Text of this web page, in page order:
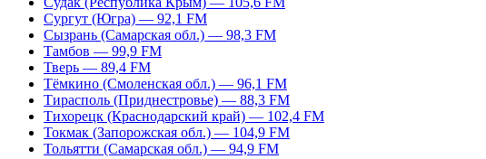
Сургут (Югра) — 92,1 FM
Сызрань (Самарская обл.) — 98,3 FM
Тамбов — 99,9 FM
Тверь — 89,4 FM
Тёмкино (Смоленская обл.) — 96,1 FM
Тирасполь (Приднестровье) — 88,3 FM
Тихорецк (Краснодарский край) — 102,4 FM
Токмак (Запорожская обл.) — 104,9 FM
Тольятти (Самарская обл.) — 94,9 FM